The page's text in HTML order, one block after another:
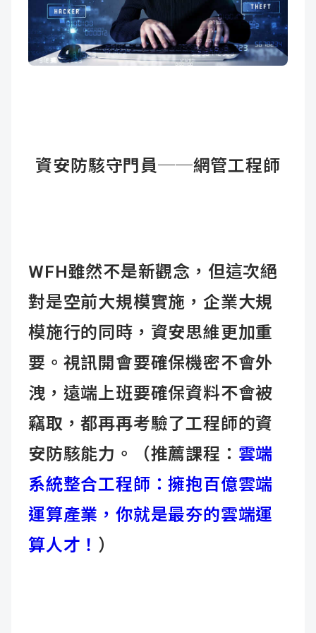
資安防駭守門員──網管工程師
WFH雖然不是新觀念，但這次絕
對是空前大規模實施，企業大規
模施行的同時，資安思維更加重
要。視訊開會要確保機密不會外
洩，遠端上班要確保資料不會被
竊取，都再再考驗了工程師的資
安防駭能力。
（推薦課程： 雲端
系統整合工程師：擁抱百億雲端
運算產業，你就是最夯的雲端運
算人才！ ）